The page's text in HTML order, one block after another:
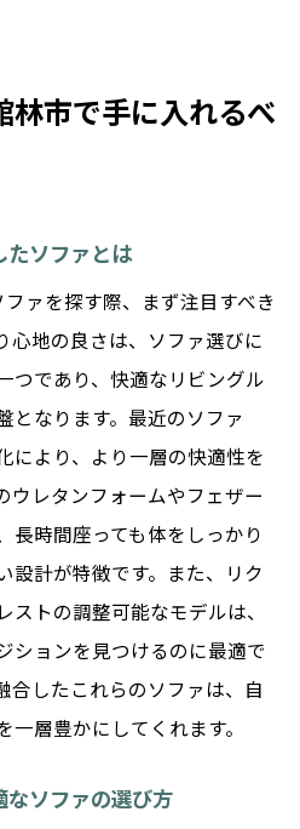
林市で手に入れるべ
たソファとは
ァを探す際、まず注目すべき
心地の良さは、ソファ選びに
つであり、快適なリビングル
となります。最近のソファ
により、より一層の快適性を
ウレタンフォームやフェザー
長時間座っても体をしっかり
設計が特徴です。また、リク
トの調整可能なモデルは、
ションを見つけるのに最適で
合したこれらのソファは、自
層豊かにしてくれます。
ソファの選び方